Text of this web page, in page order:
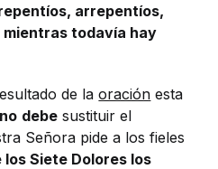
arrepentíos,
todavía hay
de laoración esta
no debe sustituir el
Señora pide a los fieles
los Siete Dolores los